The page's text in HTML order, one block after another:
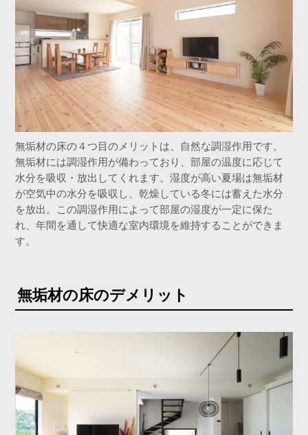
無垢材の床の４つ目のメリットは、自然な調湿作用です。
無垢材には調湿作用が備わっており、部屋の温度に応じて
水分を吸収・放出してくれます。湿度が高い夏場は無垢材
が空気中の水分を吸収し、乾燥している冬には蓄えた水分
を放出。この調湿作用によって部屋の湿度が一定に保た
れ、年間を通して快適な室内環境を維持することができま
す。
無垢材の床のデメリット